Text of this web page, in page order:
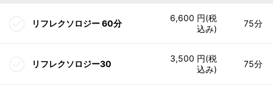
リフレクソロジー 60分
6,600 円(税
込み)
75分
リフレクソロジー30
3,500 円(税
込み)
75分